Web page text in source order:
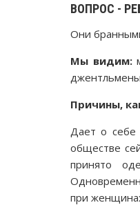
ВОПРОС -
Они
Мы видим:
Причины,
Дает о себе
обществе
принято
при